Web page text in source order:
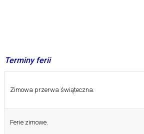
Terminy ferii
Zimowa przerwa świąteczna.
Ferie zimowe.